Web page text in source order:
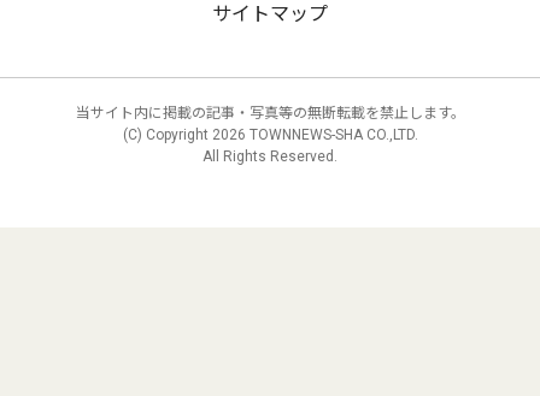
サイトマップ
当サイト内に掲載の記事・写真等の無断転載を禁止します。
(C) Copyright 2026 TOWNNEWS-SHA CO.,LTD.
All Rights Reserved.